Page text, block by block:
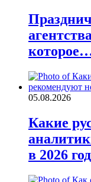
05.08.2026
Какие
в 2026